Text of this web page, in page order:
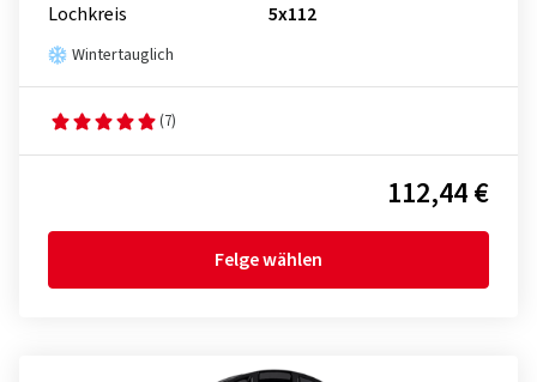
Lochkreis
5x112
Wintertauglich
(7)
112,44 €
Felge wählen